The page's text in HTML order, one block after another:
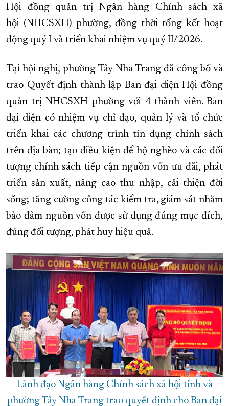
KHOẢNH KHẮC ĐẸP XỨ TRẦM
XÂY DỰNG KHÁNH HÒA TRỞ THÀNH THÀNH PHỐ TRỰC THUỘC
ĐẠI HỘI ĐẢNG CÁC CẤP TRANG CHỦ VỀ BÁO KHÁNH HÒA
Hội đồng quản trị Ngân hàng Chính sách xã
hội (NHCSXH) phường, đồng thời tổng kết hoạt
động quý I và triển khai nhiệm vụ quý II/2026.
Tại hội nghị, phường Tây Nha Trang đã công bố và
trao Quyết định thành lập Ban đại diện Hội đồng
quản trị NHCSXH phường với 4 thành viên. Ban
đại diện có nhiệm vụ chỉ đạo, quản lý và tổ chức
triển khai các chương trình tín dụng chính sách
trên địa bàn; tạo điều kiện để hộ nghèo và các đối
tượng chính sách tiếp cận nguồn vốn ưu đãi, phát
triển sản xuất, nâng cao thu nhập, cải thiện đời
sống; tăng cường công tác kiểm tra, giám sát nhằm
bảo đảm nguồn vốn được sử dụng đúng mục đích,
đúng đối tượng, phát huy hiệu quả.
Lãnh đạo Ngân hàng Chính sách xã hội tỉnh và
phường Tây Nha Trang trao quyết định cho Ban đại